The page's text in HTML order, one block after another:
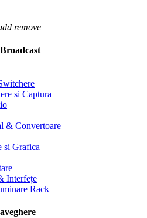
remove
si Captura
& Convertoare
si Grafica
Interfețe
Rack